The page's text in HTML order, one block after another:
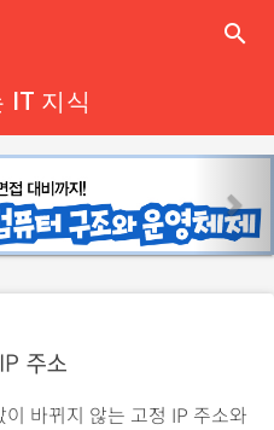
close
search
IT 지식
e
x
주소
바뀌지 않는 고정 IP 주소와